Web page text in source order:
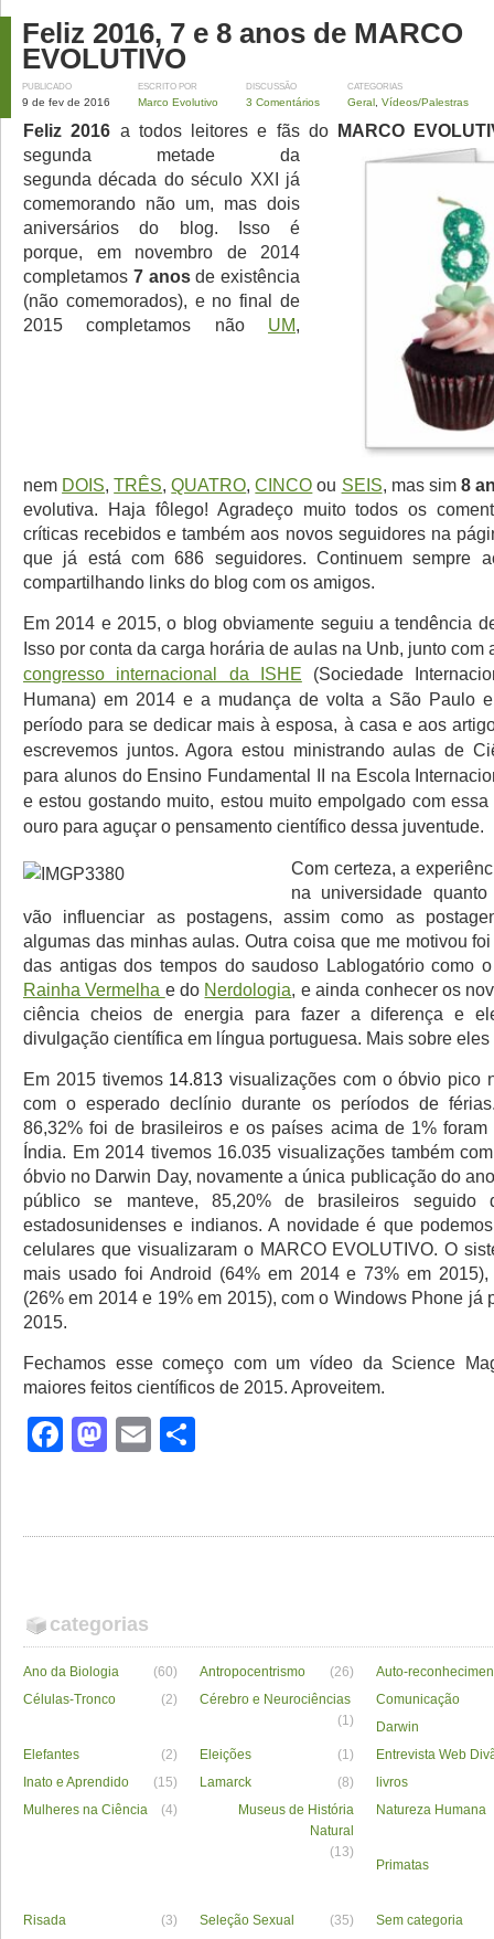
Feliz 2016, 7 e 8 anos de MARCO
EVOLUTIVO
PUBLICADO
9 de fev de 2016
ESCRITO POR
Marco Evolutivo
DISCUSSÃO
3 Comentários
CATEGORIAS
Geral Vídeos/Palestras
Feliz 2016 a todos leitores e fãs do MARCO
segunda metade da
segunda década do século XXI já
comemorando não um, mas dois
aniversários do blog. Isso é
porque, em novembro de 2014
completamos 7 anos de existência
(não comemorados), e no final de
2015 completamos não
UM,
nem DOIS, TRÊS, QUATRO,CINCO ou SEIS, mas sim 8
evolutiva. Haja fôlego! Agradeço muito todos os
críticas recebidos e também aos novos seguidores na
que já está com 686 seguidores. Continuem sempre
compartilhando links do blog com os amigos.
Em 2014 e 2015, o blog obviamente seguiu a tendência
Isso por conta da carga horária de aulas na Unb, junto com
congresso internacional da ISHE (Sociedade
Humana) em 2014 e a mudança de volta a São Paulo
período para se dedicar mais à esposa, à casa e aos
escrevemos juntos. Agora estou ministrando aulas de
para alunos do Ensino Fundamental II na Escola
e estou gostando muito, estou muito empolgado com
ouro para aguçar o pensamento científico dessa juventude.
Com certeza, a
na universidade
vão influenciar as postagens, assim como as
algumas das minhas aulas. Outra coisa que me motivou
das antigas dos tempos do saudoso Lablogatório como
Rainha Vermelha e do Nerdologia, e ainda conhecer os
ciência cheios de energia para fazer a diferença e
divulgação científica em língua portuguesa. Mais sobre eles
Em 2015 tivemos 14.813 visualizações com o óbvio pico
com o esperado declínio durante os períodos de
86,32% foi de brasileiros e os países acima de 1% foram
Índia. Em 2014 tivemos 16.035 visualizações também
óbvio no Darwin Day, novamente a única publicação do
público se manteve, 85,20% de brasileiros seguido
estadosunidenses e indianos. A novidade é que
celulares que visualizaram o MARCO EVOLUTIVO. O
mais usado foi Android (64% em 2014 e 73% em
(26% em 2014 e 19% em 2015), com o Windows Phone já
2015.
Fechamos esse começo com um vídeo da Science
maiores feitos científicos de 2015. Aproveitem.
Facebook
Mastodon
Email
categorias
Ano da Biologia (60) Antropocentrismo (26)
Auto-
Células-Tronco
(2)
Cérebro e Neurociências
(1)
Comunicação
Darwin
Elefantes
(2) Eleições (1)
Entrevista Web
Inato e Aprendido
(15) Lamarck (8)
livros
Mulheres na Ciência
(4)
Museus de História
Natural
(13)
Natureza Humana
Primatas
Risada (3) Seleção Sexual (35)
Sem categoria